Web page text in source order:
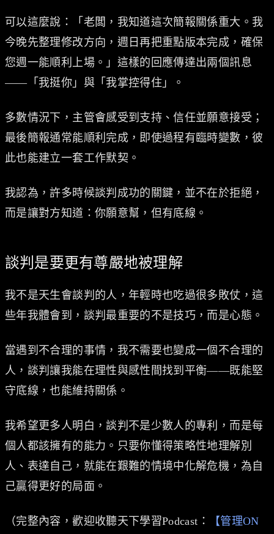
可以這麼說：「老闆，我知道這次簡報關係重大。我
今晚先整理修改方向，週日再把重點版本完成，確保
您週一能順利上場。」這樣的回應傳達出兩個訊息
——「我挺你」與「我掌控得住」。
多數情況下，主管會感受到支持、信任並願意接受；
最後簡報通常能順利完成，即使過程有臨時變數，彼
此也能建立一套工作默契。
我認為，許多時候談判成功的關鍵，並不在於拒絕，
而是讓對方知道：你願意幫，但有底線。
談判是要更有尊嚴地被理解
我不是天生會談判的人，年輕時也吃過很多敗仗，這
些年我體會到，談判最重要的不是技巧，而是心態。
當遇到不合理的事情，我不需要也變成一個不合理的
人，談判讓我能在理性與感性間找到平衡——既能堅
守底線，也能維持關係。
我希望更多人明白，談判不是少數人的專利，而是每
個人都該擁有的能力。只要你懂得策略性地理解別
人、表達自己，就能在艱難的情境中化解危機，為自
己贏得更好的局面。
（完整內容，歡迎收聽天下學習Podcast： 【管理ON